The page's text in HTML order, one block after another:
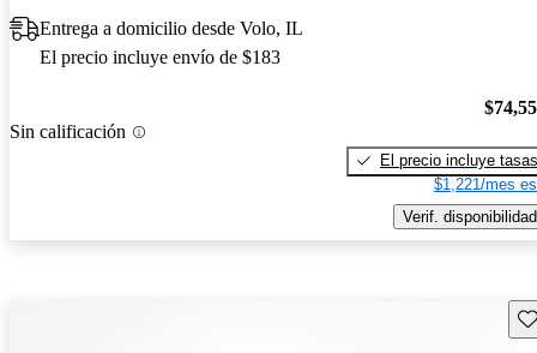
Entrega a domicilio desde Volo, IL
El precio incluye envío de $183
Sin calificación
El precio incluye tasas
$1,221/mes
Verif. disponibilidad